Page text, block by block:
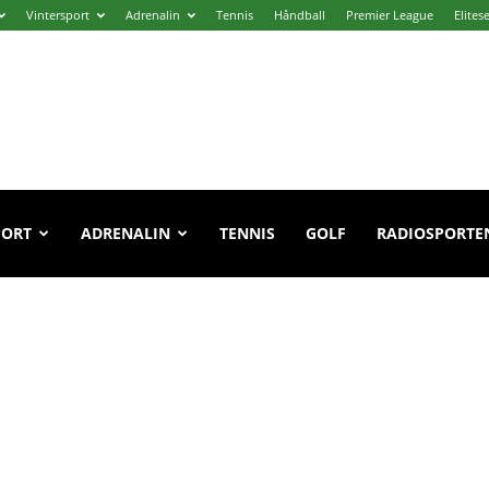
Vintersport Adrenalin Tennis Håndball Premier League
ADRENALIN TENNIS GOLF